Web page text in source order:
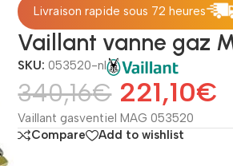
Livraison rapide sous 72 heures
Vaillant vanne gaz
SKU:053520-nl
340,16€ 221,10€
Vaillant gasventiel MAG 053520
Compare
Add to wishlist